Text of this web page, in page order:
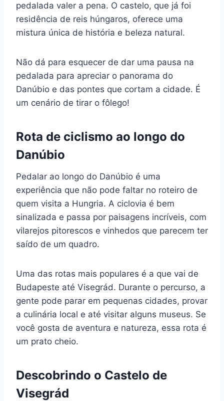
pedalada valer a pena. O castelo, que já foi
residência de reis húngaros, oferece uma
mistura única de história e beleza natural.
Não dá para esquecer de dar uma pausa na
pedalada para apreciar o panorama do
Danúbio e das pontes que cortam a cidade. É
um cenário de tirar o fôlego!
Rota de ciclismo ao longo do
Danúbio
Pedalar ao longo do Danúbio é uma
experiência que não pode faltar no roteiro de
quem visita a Hungria. A ciclovia é bem
sinalizada e passa por paisagens incríveis, com
vilarejos pitorescos e vinhedos que parecem ter
saído de um quadro.
Uma das rotas mais populares é a que vai de
Budapeste até Visegrád. Durante o percurso, a
gente pode parar em pequenas cidades, provar
a culinária local e até visitar alguns museus. Se
você gosta de aventura e natureza, essa rota é
um prato cheio.
Descobrindo o Castelo de
Visegrád